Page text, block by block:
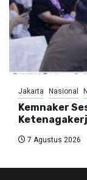
Jakarta Nasional
Kemnaker
7 Agustus 2026